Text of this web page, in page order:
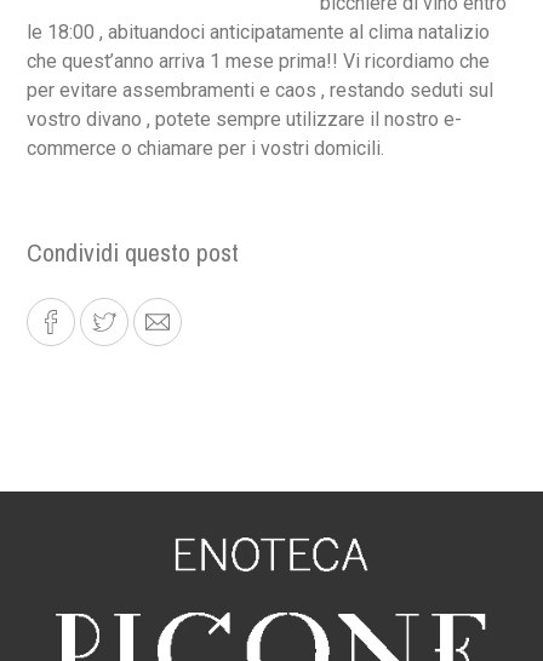
le 18:00 , abituandoci anticipatamente al clima natalizio
che quest’anno arriva 1 mese prima!! Vi ricordiamo che
per evitare assembramenti e caos , restando seduti sul
vostro divano , potete sempre utilizzare il nostro e-
commerce o chiamare per i vostri domicili.
Condividi questo post